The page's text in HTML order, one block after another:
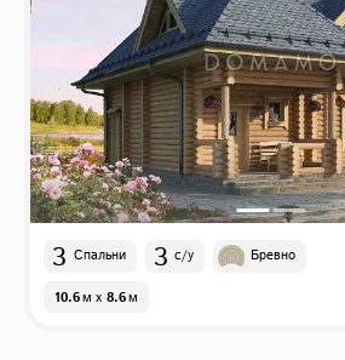
3 Спальни 3 с/у Бревно
10.6м x 8.6м